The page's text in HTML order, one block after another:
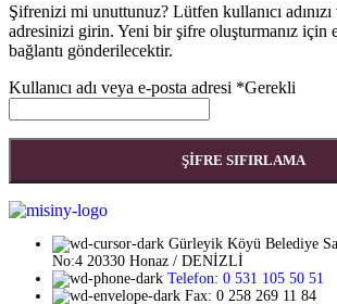
Şifrenizi mi unuttunuz? Lütfen kullanıcı adınızı
adresinizi girin. Yeni bir şifre oluşturmanız için
bağlantı gönderilecektir.
Kullanıcı adı veya e-posta adresi *Gerekli
ŞIFRE SIFIRLAMA
Gürleyik Köyü Belediye
No:4 20330 Honaz / DENİZLİ
Telefon: 0 531 105 50 51
Fax: 0 258 269 11 84